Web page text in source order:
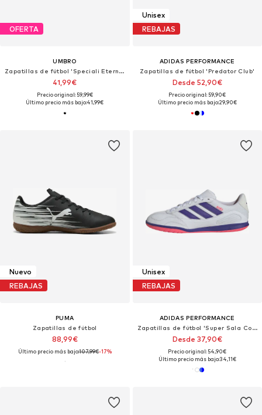
OFERTA
UMBRO
Zapatillas de fútbol 'Speciali Eternal Team'
41,99€
Precio original: 59,99€
Último precio más bajo:41,99€
Unisex
REBAJAS
ADIDAS PERFORMANCE
Zapatillas de fútbol 'Predator Club'
Desde 52,90€
Precio original: 59,90€
Último precio más bajo:29,90€
Nuevo
REBAJAS
PUMA
Zapatillas de fútbol
88,99€
Último precio más bajo:107,99€-17%
Unisex
REBAJAS
ADIDAS PERFORMANCE
Zapatillas de fútbol 'Super Sala Competition III'
Desde 37,90€
Precio original: 54,90€
Último precio más bajo:34,11€